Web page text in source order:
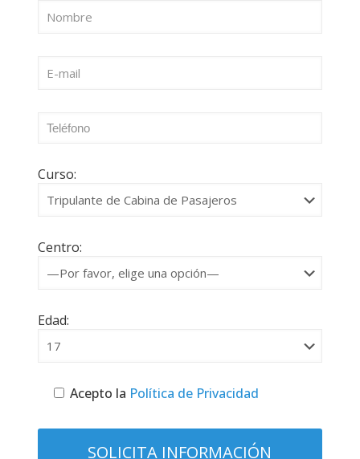
Curso:
Centro:
Edad:
Acepto la Política de Privacidad